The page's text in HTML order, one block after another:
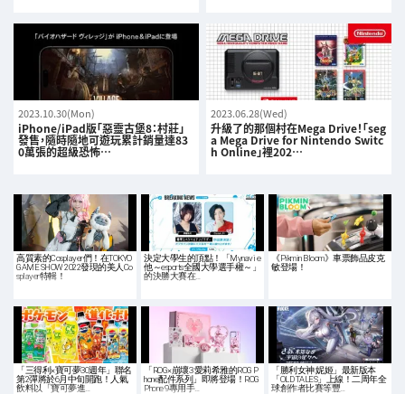
2023.10.30(Mon)
iPhone/iPad版「惡靈古堡8：村莊」
發售，隨時隨地可遊玩累計銷量達83
0萬張的超級恐怖…
2023.06.28(Wed)
升級了的那個村在Mega Drive！「seg
a Mega Drive for Nintendo Switc
h Online」裡202…
高質素的Cosplayer們！在TOKYO
GAME SHOW 2022發現的美人Co
splayer特輯！
決定大學生的頂點！「Mynavi e
他～esports全國大學選手權～」
的決勝大賽在…
《Pikmin Bloom》車票飾品皮克
敏登場！
「三得利×寶可夢30週年」聯名
第2彈將於6月中旬開跑！人氣
飲料以「寶可夢進…
「ROG×崩壞3 愛莉希雅的ROG P
hone配件系列」即將登場！ROG
Phone 9專用手…
「勝利女神:妮姬」最新版本
「OLD TALES」上線！二周年全
球創作者比賽等豐…